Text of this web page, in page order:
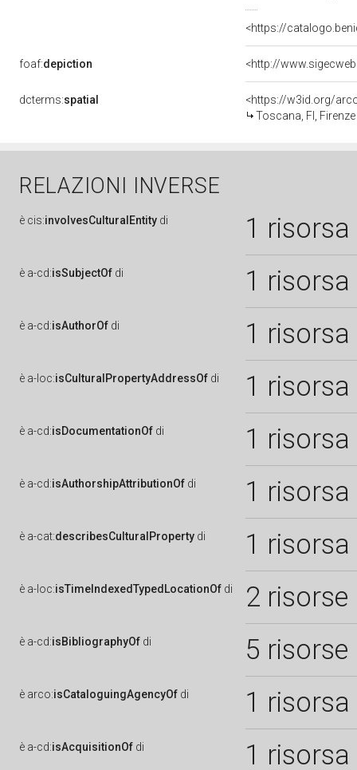
<https://
foaf:depiction <http://
dcterms:spatial
<https://w3id.org/
Toscana, FI, Firenze
RELAZIONI INVERSE
è cis:involvesCulturalEntity di 1 risorsa
è a-cd:isSubjectOf di 1 risorsa
è a-cd:isAuthorOf di 1 risorsa
è a-loc:isCulturalPropertyAddressOf di 1 risorsa
è a-cd:isDocumentationOf di 1 risorsa
è a-cd:isAuthorshipAttributionOf di 1 risorsa
è a-cat:describesCulturalProperty di 1 risorsa
è a-loc:isTimeIndexedTypedLocationOf di 2 risorse
è a-cd:isBibliographyOf di 5 risorse
è arco:isCataloguingAgencyOf di 1 risorsa
è a-cd:isAcquisitionOf di 1 risorsa